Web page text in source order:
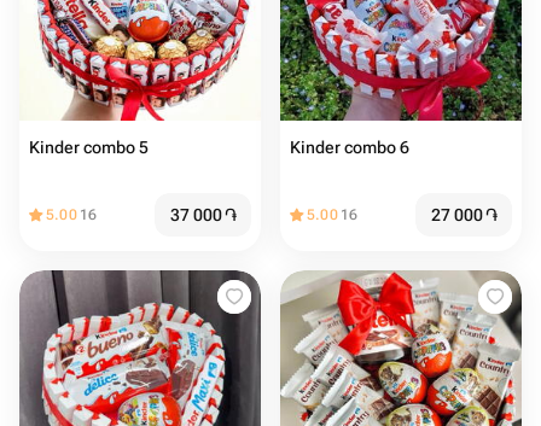
Kinder combo 5
5.00 16 37 000֏
Kinder combo 6
5.00 16 27 000֏